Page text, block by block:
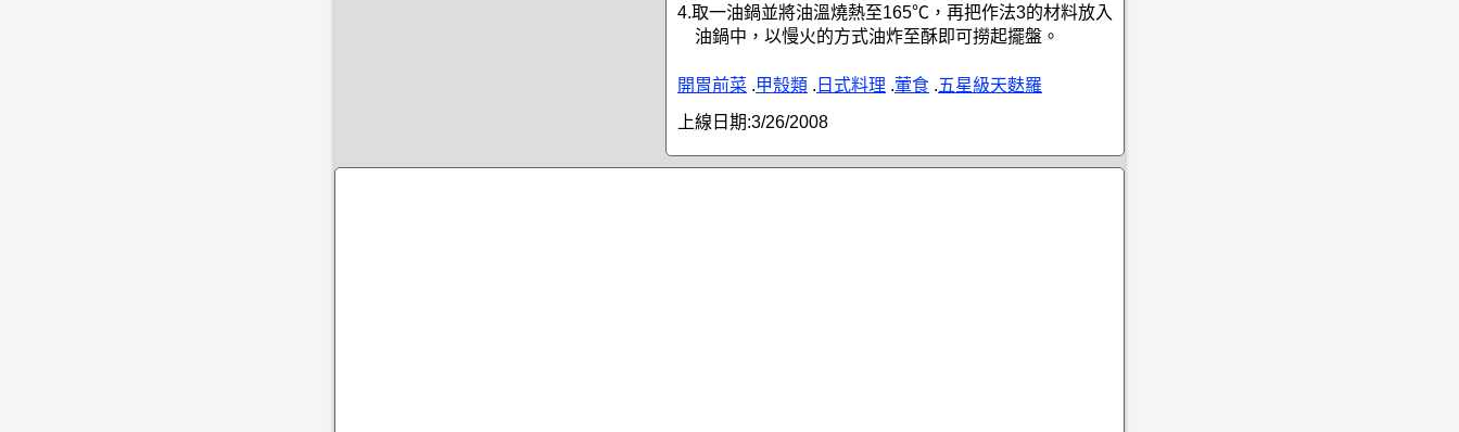
4.取一油鍋並將油溫燒熱至165℃，再把作法3的材料放入
油鍋中，以慢火的方式油炸至酥即可撈起擺盤。
開胃前菜 .甲殼類 . 日式料理 .葷食 .五星級天麩羅
上線日期:3/26/2008